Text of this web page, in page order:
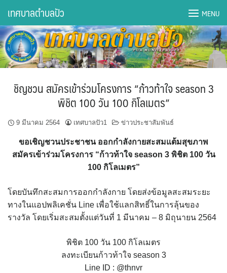
content
DWQA Ask Question
DWQA Questions
กองการศึกษา
กองคลัง
กองช่าง
กองยุทธศาสตร์และงบประมาณ
กองสาธารณสุขฯ
การเปิดเผยข้อมูลข่าวสารปี 2566 integrity transparency
assessment ITA2023
ข้อกำหนดการใช้งาน
เทศบาลตำบลปัว MENU
ชิญชวน สมัครเข้าร่วมโครงการ “ก้าวท้าใจ season 3
พิชิต 100 วัน 100 กิโลเมตร”
9 มีนาคม 2564 เทศบาลปัว1 ข่าวประชาสัมพันธ์
ขอเชิญชวนประชาชน ออกกำลังกายสะสมแต้มสุขภาพ
สมัครเข้าร่วมโครงการ “ก้าวท้าใจ season 3 พิชิต 100 วัน
100 กิโลเมตร”
โดยบันทึกสะสมการออกกำลังกาย โดยส่งข้อมูลสะสมระยะ
ทางในแอปพลิเคชั่น Line เพื่อใช้แลกสิทธิ์ในการลุ้นของ
รางวัล โดยเริ่มสะสมตั้งแต่วันที่ 1 มีนาคม – 8 มิถุนายน 2564
พิชิต 100 วัน 100 กิโลเมตร
ลงทะเบียนก้าวท้าใจ season 3
Line ID : @thnvr